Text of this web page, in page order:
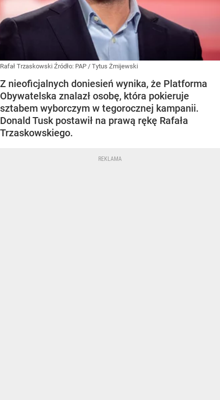
Rafał Trzaskowski Źródło: PAP / Tytus Żmijewski
Z nieoficjalnych doniesień wynika, że Platforma
Obywatelska znalazł osobę, która pokieruje
sztabem wyborczym w tegorocznej kampanii.
Donald Tusk postawił na prawą rękę Rafała
Trzaskowskiego.